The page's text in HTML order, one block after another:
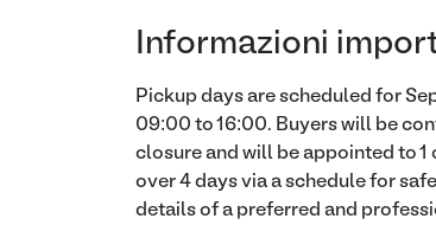
Informazioni
Pickup days are scheduled for
09:00 to 16:00. Buyers will be
closure and will be appointed to 1
over 4 days via a schedule for
details of a preferred and